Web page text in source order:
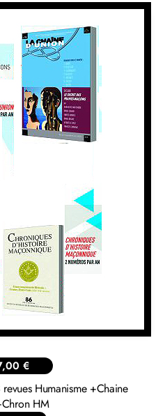
€
KIPLING, le franc-maçon